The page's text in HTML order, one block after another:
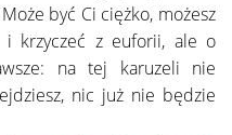
być Ci ciężko, możesz
i krzyczeć z euforii, ale o
na tej karuzeli nie
nic już nie będzie